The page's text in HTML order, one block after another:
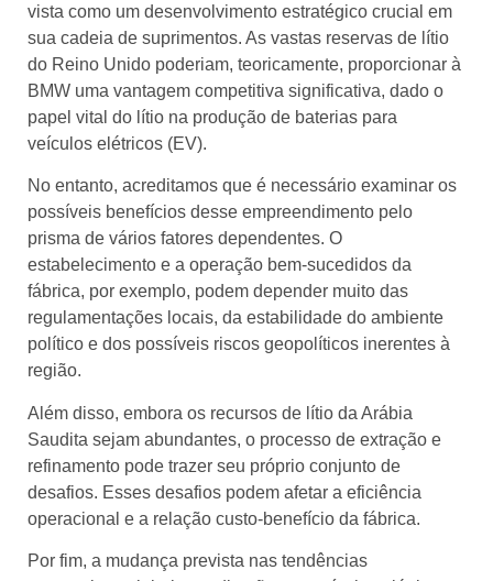
vista como um desenvolvimento estratégico crucial em
sua cadeia de suprimentos. As vastas reservas de lítio
do Reino Unido poderiam, teoricamente, proporcionar à
BMW uma vantagem competitiva significativa, dado o
papel vital do lítio na produção de baterias para
veículos elétricos (EV).
No entanto, acreditamos que é necessário examinar os
possíveis benefícios desse empreendimento pelo
prisma de vários fatores dependentes. O
estabelecimento e a operação bem-sucedidos da
fábrica, por exemplo, podem depender muito das
regulamentações locais, da estabilidade do ambiente
político e dos possíveis riscos geopolíticos inerentes à
região.
Além disso, embora os recursos de lítio da Arábia
Saudita sejam abundantes, o processo de extração e
refinamento pode trazer seu próprio conjunto de
desafios. Esses desafios podem afetar a eficiência
operacional e a relação custo-benefício da fábrica.
Por fim, a mudança prevista nas tendências